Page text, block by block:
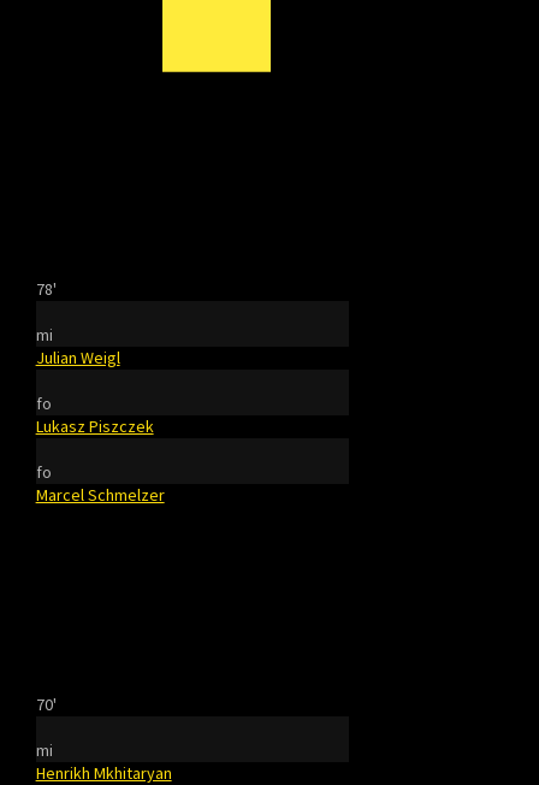
78'
mi
Julian Weigl
fo
Lukasz Piszczek
fo
Marcel Schmelzer
70'
mi
Henrikh Mkhitaryan